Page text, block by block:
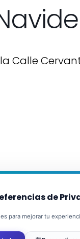
Calle
de
para mejorar tu